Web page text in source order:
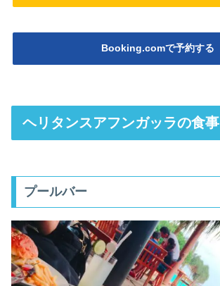
Booking.comで予約する
ヘリタンスアフンガッラの食事
プールバー